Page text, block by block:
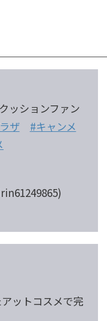
ッションファン
ザ
#キャンメ
ットコスメで完